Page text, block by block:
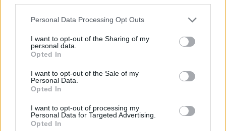
Please note that this website/app uses one or more Google
not limited to your visit or usage behaviour. You may click to
grant or deny consent to Google and its third-party tags to
use your data for below specified purposes in below Google
consent section.
Personal Data Processing Opt Outs
I want to opt-out of the Sharing of my
personal data.
Opted In
I want to opt-out of the Sale of my
Personal Data.
Opted In
I want to opt-out of processing my
Personal Data for Targeted Advertising.
Opted In
1979 Matchbox Sky Busters Pitts
Special Virgin Atlantic SB 12
ToyaHSW•2026. május 08.
gyakorlatilag csak a játék nevét írtam ki. Igen,
ezúttal egy Matchbox járművet mutatok be nektek,
repülőgépet.A Matchbox járművekkel már sokszor
foglalkoztam az oldalon, de azért nem árt soha egy